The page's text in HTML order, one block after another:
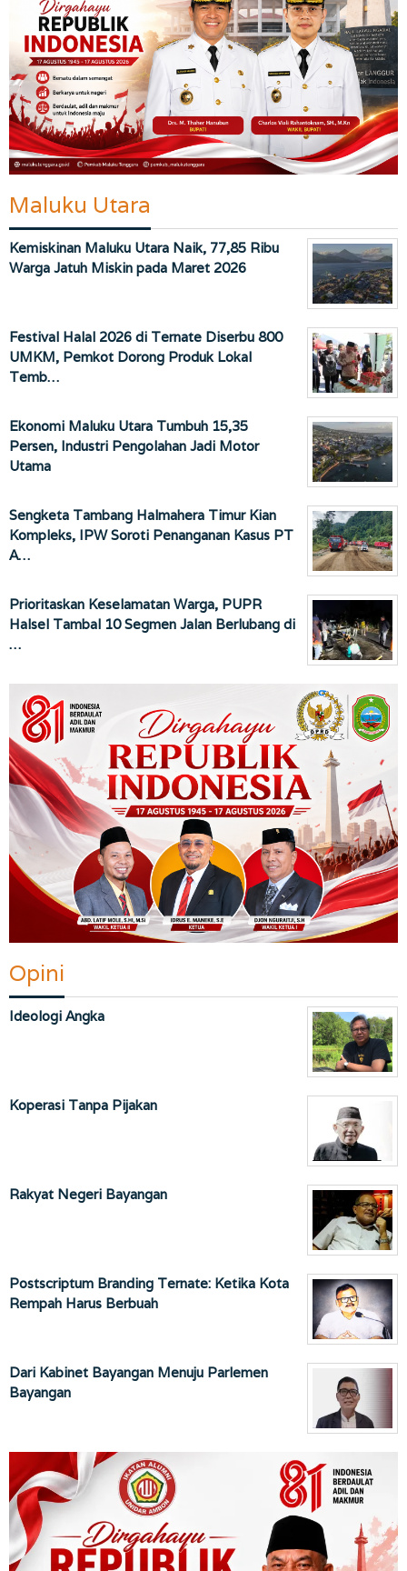
Maluku Utara
Kemiskinan Maluku Utara Naik, 77,85 Ribu
Warga Jatuh Miskin pada Maret 2026
Festival Halal 2026 di Ternate Diserbu 800
UMKM, Pemkot Dorong Produk Lokal
Temb…
Ekonomi Maluku Utara Tumbuh 15,35
Persen, Industri Pengolahan Jadi Motor
Utama
Sengketa Tambang Halmahera Timur Kian
Kompleks, IPW Soroti Penanganan Kasus PT
A…
Prioritaskan Keselamatan Warga, PUPR
Halsel Tambal 10 Segmen Jalan Berlubang di
…
Opini
Ideologi Angka
Koperasi Tanpa Pijakan
Rakyat Negeri Bayangan
Postscriptum Branding Ternate: Ketika Kota
Rempah Harus Berbuah
Dari Kabinet Bayangan Menuju Parlemen
Bayangan